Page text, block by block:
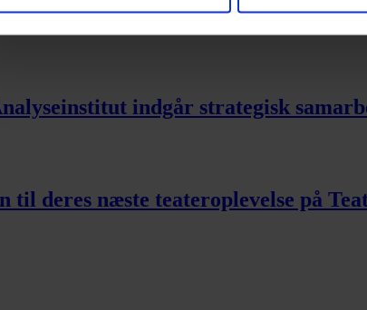
til B&U-salget
indgår strategisk
til deres næste teateroplevelse på